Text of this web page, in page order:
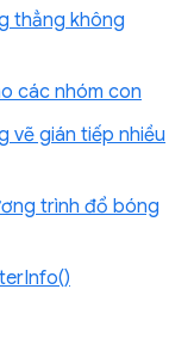
thẳng không
các nhóm con
vẽ gián tiếp nhiều
trình đổ bóng